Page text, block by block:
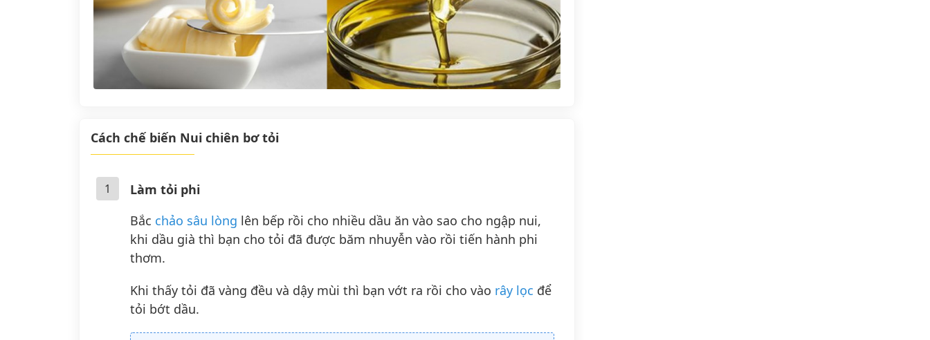
Cách chế biến Nui chiên bơ tỏi
1
Làm tỏi phi
Bắc chảo sâu lòng lên bếp rồi cho nhiều dầu ăn vào sao cho ngập nui,
khi dầu già thì bạn cho tỏi đã được băm nhuyễn vào rồi tiến hành phi
thơm.
Khi thấy tỏi đã vàng đều và dậy mùi thì bạn vớt ra rồi cho vào rây lọc để
tỏi bớt dầu.